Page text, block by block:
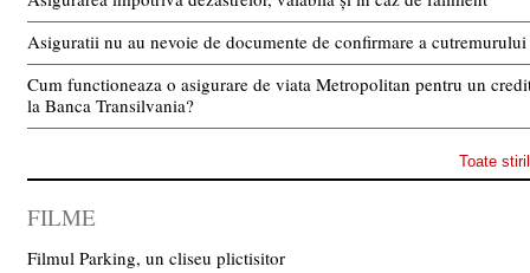
Asiguratii nu au nevoie de documente de confirmare a cutremurului
Cum functioneaza o asigurare de viata Metropolitan pentru un
la Banca Transilvania?
Toate
FILME
Filmul Parking, un cliseu plictisitor